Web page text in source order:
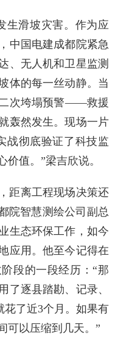
生滑坡灾害。作为应
中国电建成都院紧急
、无人机和卫星监测
体的每一丝动静。当
次垮塌预警——救援
轰然发生。现场一片
战彻底验证了科技监
值。”梁吉欣说。
距离工程现场决策还
院智慧测绘公司副总
生态环保工作，如今
应用。他至今记得在
段的一段经历：“那
了逐县踏勘、记录、
花了近3个月。如果有
可以压缩到几天。”